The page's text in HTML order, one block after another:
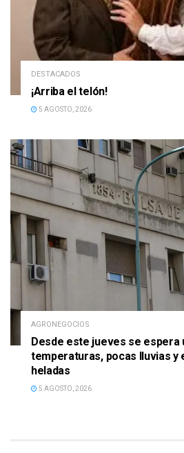
DESTACADOS
¡Arriba el telón!
5 AGOSTO, 2026
AGRONEGOCIOS
Desde este jueves se espera
temperaturas, pocas lluvias y
heladas
5 AGOSTO, 2026